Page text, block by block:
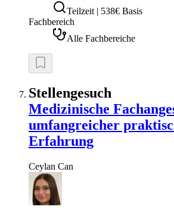
Teilzeit | 538€ Basis
Fachbereich
Alle Fachbereiche
Stellengesuch
Medizinische
umfangreicher
Erfahrung
Ceylan Can